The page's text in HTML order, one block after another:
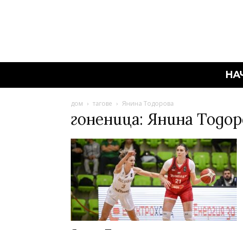
дом тагове Янина Тодорова
гоненица: Янина